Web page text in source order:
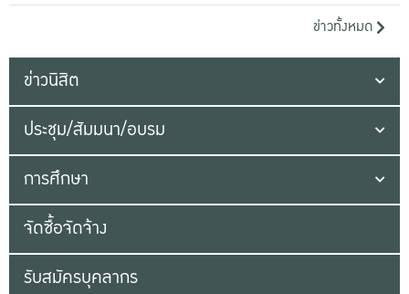
ข่าวทั้งหมด
ข่าวนิสิต
ประชุม/สัมมนา/อบรม
การศึกษา
จัดซื้อจัดจ้าง
รับสมัครบุคลากร